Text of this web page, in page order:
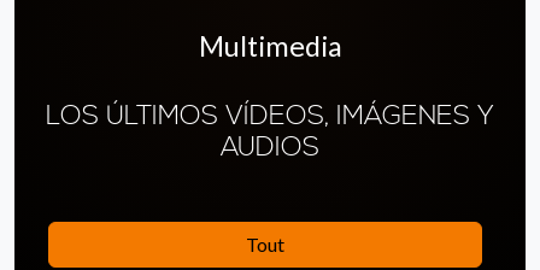
Multimedia
LOS ÚLTIMOS VÍDEOS, IMÁGENES Y
AUDIOS
Tout